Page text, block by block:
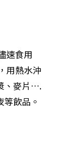
速食用
用熱水沖
、麥片….
飲品。